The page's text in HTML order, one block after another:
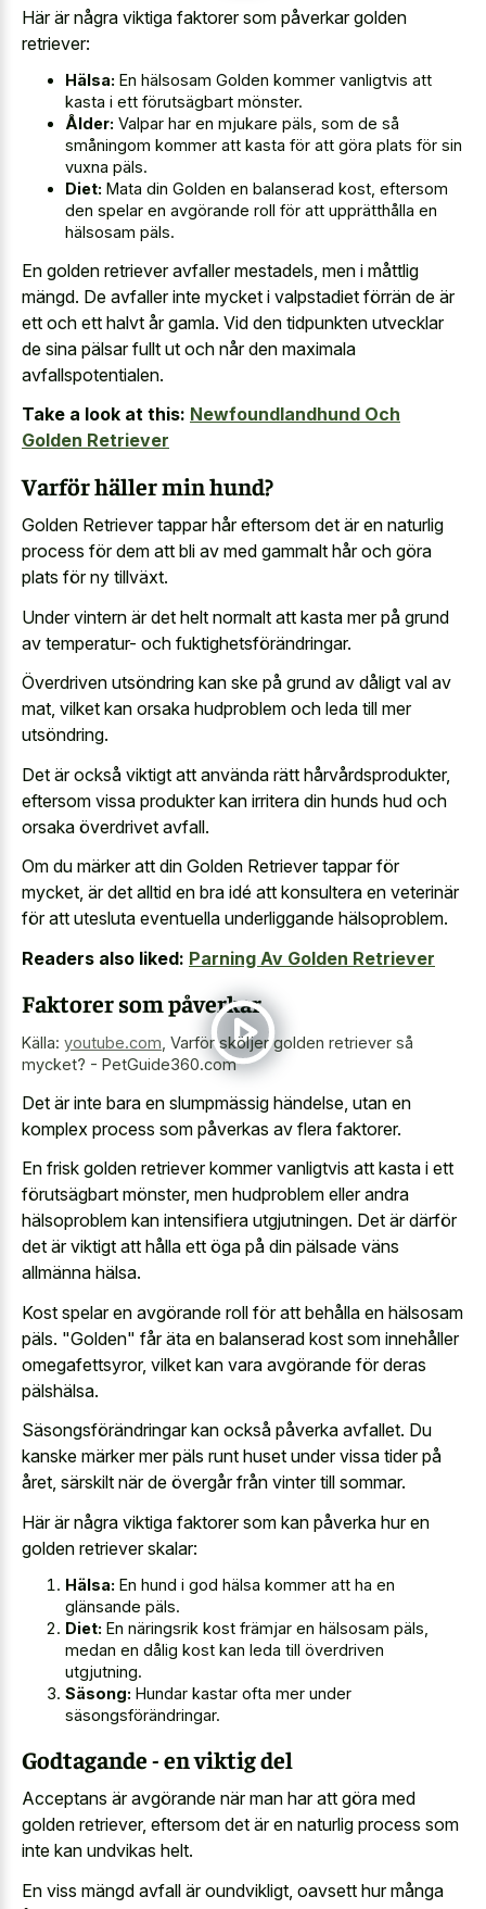
Här är några viktiga faktorer som påverkar golden
retriever:
Hälsa: En hälsosam Golden kommer vanligtvis att
kasta i ett förutsägbart mönster.
Ålder: Valpar har en mjukare päls, som de så
småningom kommer att kasta för att göra plats för sin
vuxna päls.
Diet: Mata din Golden en balanserad kost, eftersom
den spelar en avgörande roll för att upprätthålla en
hälsosam päls.
En golden retriever avfaller mestadels, men i måttlig
mängd. De avfaller inte mycket i valpstadiet förrän de är
ett och ett halvt år gamla. Vid den tidpunkten utvecklar
de sina pälsar fullt ut och når den maximala
avfallspotentialen.
Take a look at this: Newfoundlandhund Och
Golden Retriever
Varför häller min hund?
Golden Retriever tappar hår eftersom det är en naturlig
process för dem att bli av med gammalt hår och göra
plats för ny tillväxt.
Under vintern är det helt normalt att kasta mer på grund
av temperatur- och fuktighetsförändringar.
Överdriven utsöndring kan ske på grund av dåligt val av
mat, vilket kan orsaka hudproblem och leda till mer
utsöndring.
Det är också viktigt att använda rätt hårvårdsprodukter,
eftersom vissa produkter kan irritera din hunds hud och
orsaka överdrivet avfall.
Om du märker att din Golden Retriever tappar för
mycket, är det alltid en bra idé att konsultera en veterinär
för att utesluta eventuella underliggande hälsoproblem.
Readers also liked: Parning Av Golden Retriever
Faktorer som påverkar
Källa: youtube.com Varför sköljer golden retriever så
mycket? - PetGuide360.com
Det är inte bara en slumpmässig händelse, utan en
komplex process som påverkas av flera faktorer.
En frisk golden retriever kommer vanligtvis att kasta i ett
förutsägbart mönster, men hudproblem eller andra
hälsoproblem kan intensifiera utgjutningen. Det är därför
det är viktigt att hålla ett öga på din pälsade väns
allmänna hälsa.
Kost spelar en avgörande roll för att behålla en hälsosam
päls. "Golden" får äta en balanserad kost som innehåller
omegafettsyror, vilket kan vara avgörande för deras
pälshälsa.
Säsongsförändringar kan också påverka avfallet. Du
kanske märker mer päls runt huset under vissa tider på
året, särskilt när de övergår från vinter till sommar.
Här är några viktiga faktorer som kan påverka hur en
golden retriever skalar:
Hälsa: En hund i god hälsa kommer att ha en
glänsande päls.
Diet: En näringsrik kost främjar en hälsosam päls,
medan en dålig kost kan leda till överdriven
utgjutning.
Säsong: Hundar kastar ofta mer under
säsongsförändringar.
Godtagande - en viktig del
Acceptans är avgörande när man har att göra med
golden retriever, eftersom det är en naturlig process som
inte kan undvikas helt.
En viss mängd avfall är oundvikligt, oavsett hur många